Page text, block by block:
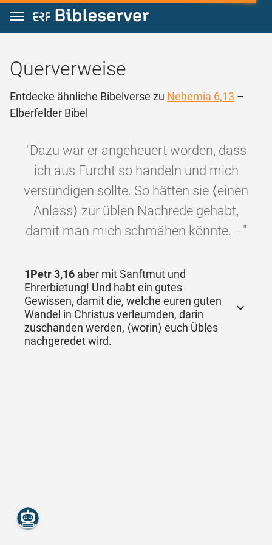
Zum Inhalt springen
Querverweise
Entdecke ähnliche Bibelverse zu Nehemia 6,13 –
Elberfelder Bibel
"Dazu war er angeheuert worden, dass
ich aus Furcht so handeln und mich
versündigen sollte. So hätten sie ⟨einen
Anlass⟩ zur üblen Nachrede gehabt,
damit man mich schmähen könnte. –"
1Petr 3,16 aber mit Sanftmut und
Ehrerbietung! Und habt ein gutes
Gewissen, damit die, welche euren guten
Wandel in Christus verleumden, darin
zuschanden werden, ⟨worin⟩ euch Übles
nachgeredet wird.